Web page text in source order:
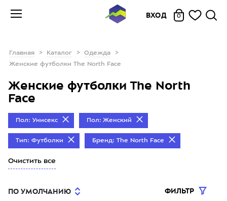
ВХОД 0
Главная Каталог
Одежда
Женские футболки The North Face
Женские футболки The North
Face
Пол: Унисекс Пол: Женский
Тип: Футболки Бренд: The North Face
Очистить все
ПО УМОЛЧАНИЮ ФИЛЬТР